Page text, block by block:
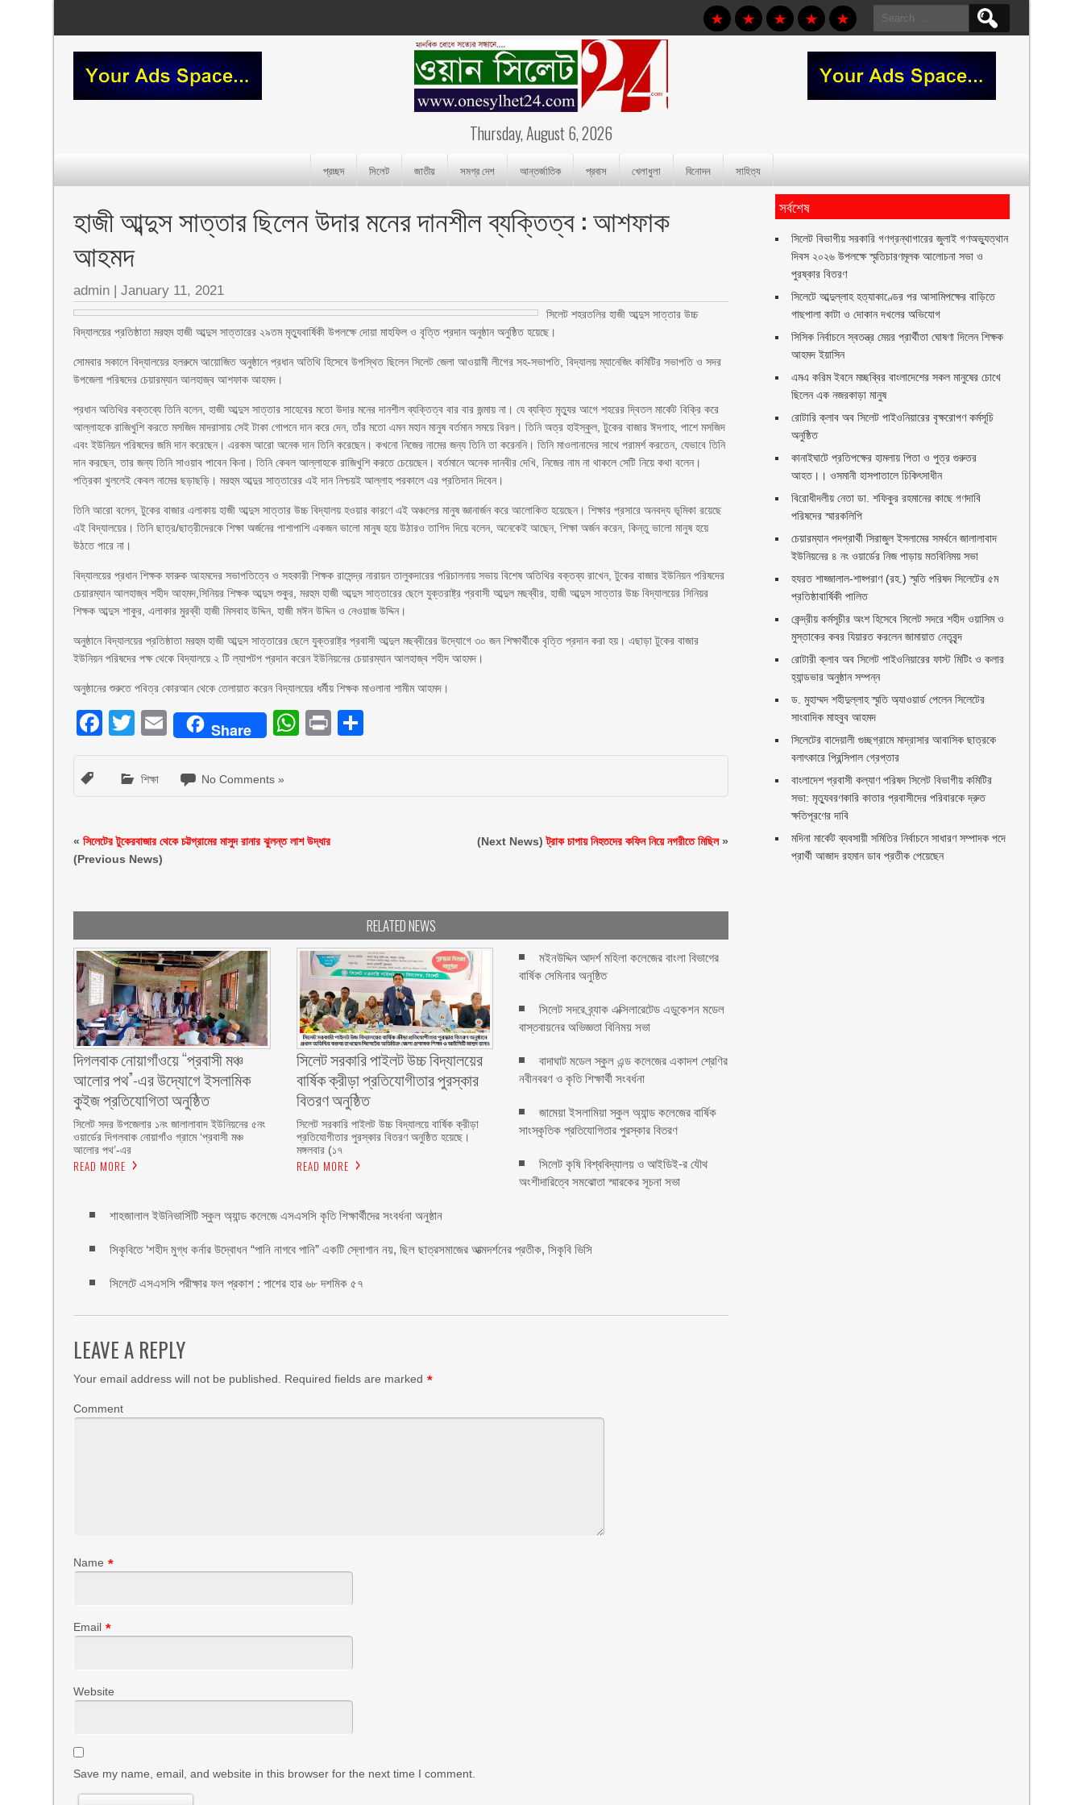
Search
for:
Thursday, August 6, 2026
প্রচ্ছদ সিলেট জাতীয় সমগ্র দেশ আন্তর্জাতিক প্রবাস খেলাধুলা বিনোদন সাহিত্য
হাজী আব্দুস সাত্তার ছিলেন উদার মনের দানশীল ব্যক্তিত্ব : আশফাক
আহমদ
admin |January 11, 2021
সিলেট শহরতলির হাজী আব্দুস সাত্তার উচ্চ
বিদ্যালয়ের প্রতিষ্ঠাতা মরহুম হাজী আব্দুস সাত্তারের ২৯তম মৃত্যুবার্ষিকী উপলক্ষে দোয়া মাহফিল ও বৃত্তি প্রদান অনুষ্ঠান অনুষ্ঠিত হয়েছে।
সোমবার সকালে বিদ্যালয়ের হলরুমে আয়োজিত অনুষ্ঠানে প্রধান অতিথি হিসেবে উপস্থিত ছিলেন সিলেট জেলা আওয়ামী লীগের সহ-সভাপতি, বিদ্যালয় ম্যানেজিং কমিটির সভাপতি ও সদর
উপজেলা পরিষদের চেয়ারম্যান আলহাজ্ব আশফাক আহমদ।
প্রধান অতিথির বক্তব্যে তিনি বলেন, হাজী আব্দুস সাত্তার সাহেবের মতো উদার মনের দানশীল ব্যক্তিত্ব বার বার জন্মায় না। যে ব্যক্তি মৃত্যুর আগে শহরের দ্বিতল মার্কেট বিক্রি করে
আল্লাহকে রাজিখুশি করতে মসজিদ মাদরাসায় সেই টাকা গোপনে দান করে দেন, তাঁর মতো এমন মহান মানুষ বর্তমান সময়ে বিরল। তিনি অত্র হাইস্কুল, টুকের বাজার ঈদগাহ, পাশে মসজিদ
এবং ইউনিয়ন পরিষদের জমি দান করেছেন। এরকম আরো অনেক দান তিনি করেছেন। কখনো নিজের নামের জন্য তিনি তা করেননি। তিনি মাওলানাদের সাথে পরামর্শ করতেন, যেভাবে তিনি
দান করছেন, তার জন্য তিনি সাওয়াব পাবেন কিনা। তিনি কেবল আল্লাহকে রাজিখুশি করতে চেয়েছেন। বর্তমানে অনেক দানবীর দেখি, নিজের নাম না থাকলে সেটি নিয়ে কথা বলেন।
পত্রিকা খুললেই কেবল নামের ছড়াছড়ি। মরহুম আব্দুর সাত্তারের এই দান নিশ্চয়ই আল্লাহ পরকালে এর প্রতিদান দিবেন।
তিনি আরো বলেন, টুকের বাজার এলাকায় হাজী আব্দুস সাত্তার উচ্চ বিদ্যালয় হওয়ার কারণে এই অঞ্চলের মানুষ জ্ঞানার্জন করে আলোকিত হয়েছেন। শিক্ষার প্রসারে অনবদ্য ভূমিকা রয়েছে
এই বিদ্যালয়ের। তিনি ছাত্র/ছাত্রীদেরকে শিক্ষা অর্জনের পাশাপাশি একজন ভালো মানুষ হয়ে উঠারও তাগিদ দিয়ে বলেন, অনেকেই আছেন, শিক্ষা অর্জন করেন, কিন্তু ভালো মানুষ হয়ে
উঠতে পারে না।
বিদ্যালয়ের প্রধান শিক্ষক ফারুক আহমদের সভাপতিত্বে ও সহকারী শিক্ষক রাসেন্দ্র নারায়ন তালুকদারের পরিচালনায় সভায় বিশেষ অতিথির বক্তব্য রাখেন, টুকের বাজার ইউনিয়ন পরিষদের
চেয়ারম্যান আলহাজ্ব শহীদ আহমদ,সিনিয়র শিক্ষক আব্দুস শুকুর, মরহুম হাজী আব্দুস সাত্তারের ছেলে যুক্তরাষ্ট্র প্রবাসী আব্দুল মছব্বীর, হাজী আব্দুস সাত্তার উচ্চ বিদ্যালয়ের সিনিয়র
শিক্ষক আব্দুস শাকুর, এলাকার মুরব্বী হাজী মিসবাহ উদ্দিন, হাজী মঈন উদ্দিন ও নেওয়াজ উদ্দিন।
অনুষ্ঠানে বিদ্যালয়ের প্রতিষ্ঠাতা মরহুম হাজী আব্দুস সাত্তারের ছেলে যুক্তরাষ্ট্র প্রবাসী আব্দুল মছব্বীরের উদ্যোগে ৩০ জন শিক্ষার্থীকে বৃত্তি প্রদান করা হয়। এছাড়া টুকের বাজার
ইউনিয়ন পরিষদের পক্ষ থেকে বিদ্যালয়ে ২ টি ল্যাপটপ প্রদান করেন ইউনিয়নের চেয়ারম্যান আলহাজ্ব শহীদ আহমদ।
অনুষ্ঠানের শুরুতে পবিত্র কোরআন থেকে তেলায়াত করেন বিদ্যালয়ের ধর্মীয় শিক্ষক মাওলানা শামীম আহমদ।
Facebook
Twitter
EmailShare WhatsApp
Print
শিক্ষা No Comments »
«সিলেটের টুকেরবাজার থেকে চট্টগ্রামের মাসুদ রানার ঝুলন্ত লাশ উদ্ধার
(Previous News)
(Next News)ট্রাক চাপায় নিহতদের কফিন নিয়ে নগরীতে মিছিল»
RELATED NEWS
দিগলবাক নোয়াগাঁওয়ে “প্রবাসী মঞ্চ
আলোর পথ”-এর উদ্যোগে ইসলামিক
কুইজ প্রতিযোগিতা অনুষ্ঠিত ‎
সিলেট সদর উপজেলার ১নং জালালাবাদ ইউনিয়নের ৫নং
ওয়ার্ডের দিগলবাক নোয়াগাঁও গ্রামে ‘প্রবাসী মঞ্চ
আলোর পথ’-এর
READ MORE
সিলেট সরকারি পাইলট উচ্চ বিদ্যালয়ের
বার্ষিক ক্রীড়া প্রতিযোগীতার পুরস্কার
বিতরণ অনুষ্ঠিত
সিলেট সরকারি পাইলট উচ্চ বিদ্যালয়ে বার্ষিক ক্রীড়া
প্রতিযোগীতার পুরস্কার বিতরণ অনুষ্ঠিত হয়েছে। ‎
‎মঙ্গলবার (১৭
READ MORE
মইনউদ্দিন আদর্শ মহিলা কলেজের বাংলা বিভাগের
বার্ষিক সেমিনার অনুষ্ঠিত
সিলেট সদরে ‎ব্র্যাক এক্সিলারেটেড এডুকেশন মডেল
বাস্তবায়নের অভিজ্ঞতা বিনিময় সভা
বাদাঘাট মডেল স্কুল এন্ড কলেজের একাদশ শ্রেণির
নবীনবরণ ও কৃতি শিক্ষার্থী সংবর্ধনা
জামেয়া ইসলামিয়া স্কুল অ্যান্ড কলেজের বার্ষিক
সাংস্কৃতিক প্রতিযোগিতার পুরস্কার বিতরণ
সিলেট কৃষি বিশ্ববিদ্যালয় ও আইডিই-র যৌথ
অংশীদারিত্বে সমঝোতা স্মারকের সূচনা সভা
শাহজালাল ইউনিভার্সিটি স্কুল অ্যান্ড কলেজে এসএসসি কৃতি শিক্ষার্থীদের সংবর্ধনা অনুষ্ঠান
সিকৃবিতে ‘শহীদ মুগ্ধ কর্নার উদ্বোধন “পানি নাগবে পানি” একটি স্লোগান নয়, ছিল ছাত্রসমাজের আত্মদর্শনের প্রতীক, সিকৃবি ভিসি
সিলেটে এসএসসি পরীক্ষার ফল প্রকাশ : পাশের হার ৬৮ দশমিক ৫৭
LEAVE A REPLY
Your email address will not be published. Required fields are marked *
Comment
Name *
Email *
Website
Save my name, email, and website in this browser for the next time I comment.
সর্বশেষ
সিলেট বিভাগীয় সরকারি গণগ্রন্থাগারের জুলাই গণঅভ্যুত্থান
দিবস ২০২৬ উপলক্ষে স্মৃতিচারণমূলক আলোচনা সভা ও
পুরষ্কার বিতরণ ‎ ‎
সিলেটে আব্দুল্লাহ হত্যাকাণ্ডের পর আসামিপক্ষের বাড়িতে
গাছপালা কাটা ও দোকান দখলের অভিযোগ
সিসিক নির্বাচনে স্বতন্ত্র মেয়র প্রার্থীতা ঘোষণা দিলেন শিক্ষক
আহমদ ইয়াসিন
এমএ করিম ইবনে মচ্ছব্বির বাংলাদেশের সকল মানুষের চোখে
ছিলেন এক নজরকাড়া মানুষ ‎
রোটারি ক্লাব অব সিলেট পাইওনিয়ারের বৃক্ষরোপণ কর্মসূচি
অনুষ্ঠিত
কানাইঘাটে প্রতিপক্ষের হামলায় পিতা ও পুত্র গুরুতর
আহত।। ওসমানী হাসপাতালে চিকিৎসাধীন
বিরোধীদলীয় নেতা ডা. শফিকুর রহমানের কাছে গণদাবি
পরিষদের স্মারকলিপি ‎
চেয়ারম্যান পদপ্রার্থী সিরাজুল ইসলামের সমর্থনে জালালাবাদ
ইউনিয়নের ৪ নং ওয়ার্ডের নিজ পাড়ায় মতবিনিময় সভা
হযরত শাহ্জালাল-শাহ্পরাণ (রহ.) স্মৃতি পরিষদ সিলেটের ৫ম
প্রতিষ্ঠাবার্ষিকী পালিত ‎​
কেন্দ্রীয় কর্মসূচীর অংশ হিসেবে সিলেট সদরে শহীদ ওয়াসিম ও
মুস্তাকের কবর যিয়ারত করলেন জামায়াত নেতৃবৃন্দ ‎
রোটারী ক্লাব অব সিলেট পাইওনিয়ারের ফাস্ট মিটিং ও কলার
হ্যান্ডভার অনুষ্ঠান সম্পন্ন
ড. মুহাম্মদ শহীদুল্লাহ স্মৃতি অ্যাওয়ার্ড পেলেন সিলেটের
সাংবাদিক মাহবুব আহমদ
সিলেটের বাদেয়ালী গুচ্ছগ্রামে মাদ্রাসার আবাসিক ছাত্রকে
বলাৎকারে প্রিন্সিপাল গ্রেপ্তার ‎
বাংলাদেশ প্রবাসী কল্যাণ পরিষদ সিলেট বিভাগীয় কমিটির
সভা: মৃত্যুবরণকারি কাতার প্রবাসীদের পরিবারকে দ্রুত
ক্ষতিপূরণের দাবি
মদিনা মার্কেট ব্যবসায়ী সমিতির নির্বাচনে সাধারণ সম্পাদক পদে
প্রার্থী আজাদ রহমান ডাব প্রতীক পেয়েছেন ‎